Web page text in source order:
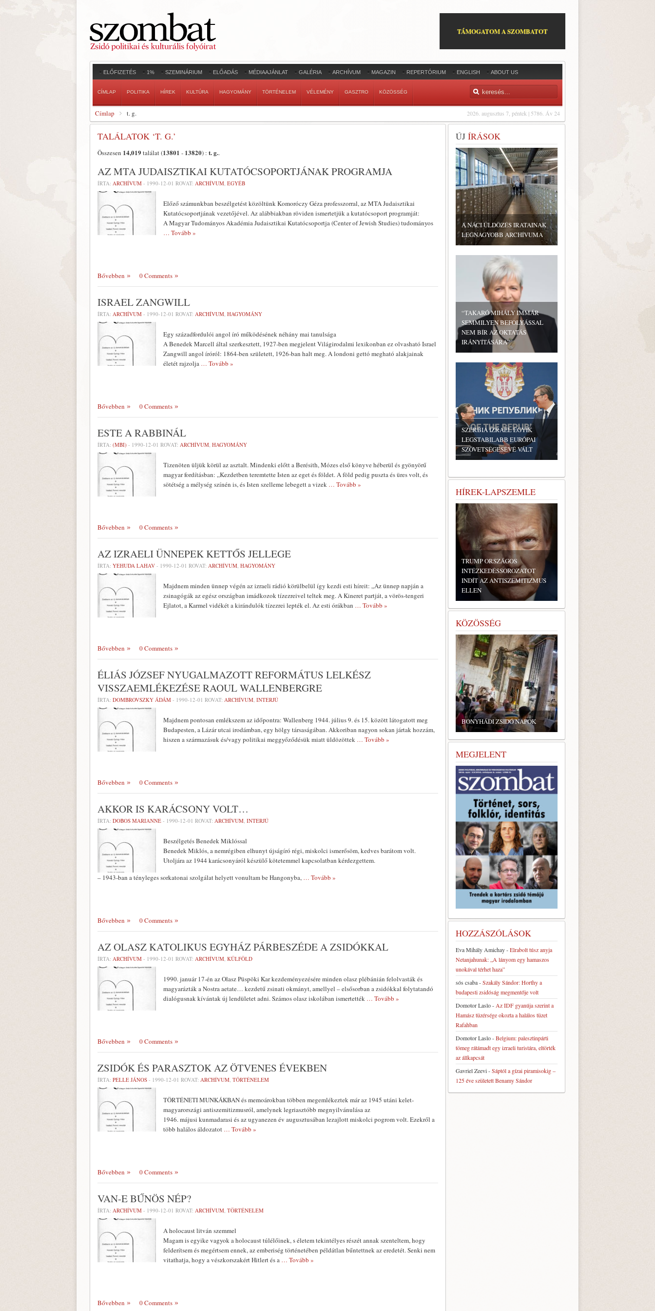
TÁMOGATOM A SZOMBATOT
ELŐFIZETÉS 1% SZEMINÁRIUM ELŐADÁS MÉDIAAJÁNLAT GALÉRIA ARCHÍVUM MAGAZIN REPERTÓRIUM ENGLISH ABOUT US
CÍMLAP POLITIKA HÍREK KULTÚRA HAGYOMÁNY TÖRTÉNELEM VÉLEMÉNY GASZTRO KÖZÖSSÉG
2026. augusztus 7, péntek | 5786. Áv 24
Címlap t. g.
TALÁLATOK ‘T. G.’
Összesen 14,019 találat (13801 - 13820) : t. g..
AZ MTA JUDAISZTIKAI KUTATÓCSOPORTJÁNAK PROGRAMJA
ÍRTA: ARCHÍVUM - 1990-12-01 ROVAT: ARCHÍVUM, EGYÉB
Előző számunkban beszélgetést közöltünk Komoróczy Géza professzorral, az MTA Judaisztikai
Kutatócsoportjának vezetőjével. Az alábbiakban rövi­den ismertetjük a kutatócsoport programját:
A Magyar Tudományos Akadémia Judaisztikai Kutatócsoportja (Cen­ter of Jewish Studies) tudományos
… Tovább »
Bővebben 0 Comments
ISRAEL ZANGWILL
ÍRTA: ARCHÍVUM - 1990-12-01 ROVAT: ARCHÍVUM, HAGYOMÁNY
Egy századfordulói angol író működésének néhány mai tanulsága
A Benedek Marcell által szerkesz­tett, 1927-ben megjelent Világirodal­mi lexikonban ez olvasható Israel
Zangwill angol íróról: 1864-ben szü­letett, 1926-ban halt meg. A londoni gettó megható alakjainak
életét raj­zolja … Tovább »
Bővebben 0 Comments
ESTE A RABBINÁL
ÍRTA: (МBI) - 1990-12-01 ROVAT: ARCHÍVUM, HAGYOMÁNY
Tizenöten üljük körül az asztalt. Mindenki előtt a Berésith, Mózes első könyve héberül és gyönyörű
magyar fordításban: „Kezdetben teremtette Isten az eget és földet. A föld pedig puszta és üres volt, és
sötétség a mély­ség színén is, és Isten szelleme lebegett a vizek … Tovább »
Bővebben 0 Comments
AZ IZRAELI ÜNNEPEK KETTŐS JELLEGE
ÍRTA: YEHUDA LAHAV - 1990-12-01 ROVAT: ARCHÍVUM, HAGYOMÁNY
Majdnem minden ünnep végén az izraeli rádió körülbelül így kez­di esti híreit: „Az ünnep napján a
zsinagógák az egész országban imád­kozok tízezreivel teltek meg. A Kineret partját, a vörös-tengeri
Ejlatot, a Karmel vidékét a kirándulók tízezrei lepték el. Az esti órákban … Tovább »
Bővebben 0 Comments
ÉLIÁS JÓZSEF NYUGALMAZOTT REFORMÁTUS LELKÉSZ
VISSZAEMLÉKEZÉSE RAOUL WALLENBERGRE
ÍRTA: DOMBROVSZKY ÁDÁM - 1990-12-01 ROVAT: ARCHÍVUM, INTERJÚ
Majdnem pontosan emlékszem az időpontra: Wallenberg 1944. júli­us 9. és 15. között látogatott meg
Budapesten, a Lázár utcai irodám­ban, egy hölgy társaságában. Akko­riban nagyon sokan jártak hozzám,
hiszen a származásuk és/vagy poli­tikai meggyőződésük miatt üldözöt­tek … Tovább »
Bővebben 0 Comments
AKKOR IS KARÁCSONY VOLT…
ÍRTA: DOBOS MARIANNE - 1990-12-01 ROVAT: ARCHÍVUM, INTERJÚ
Beszélgetés Benedek Miklóssal
Benedek Miklós, a nemrégiben elhunyt újságíró régi, miskolci ismerősöm, kedves barátom volt.
Utoljára az 1944 karácsonyáról készülő kötetemmel kapcsolatban kérdezgettem.
– 1943-ban a tényleges sorkato­nai szolgálat helyett vonultam be Hangonyba, … Tovább »
Bővebben 0 Comments
AZ OLASZ KATOLIKUS EGYHÁZ PÁRBESZÉDE A ZSIDÓKKAL
ÍRTA: ARCHÍVUM - 1990-12-01 ROVAT: ARCHÍVUM, KÜLFÖLD
1990. január 17-én az Olasz Püspöki Kar kezdeményezésére minden olasz plébánián felolvasták és
magyarázták a Nostra aetate… kezdetű zsinati okmányt, amellyel – elsősorban a zsidókkal folytatandó
dialógusnak kí­vántak új lendületet adni. Számos olasz iskolában ismertették … Tovább »
Bővebben 0 Comments
ZSIDÓK ÉS PARASZTOK AZ ÖTVENES ÉVEKBEN
ÍRTA: PELLE JÁNOS - 1990-12-01 ROVAT: ARCHÍVUM, TÖRTÉNELEM
TÖRTÉNETI MUNKÁKBAN és me­moárokban többen megemlékeztek már az 1945 utáni kelet-
magyaror­szági antiszemitizmusról, amelynek legriasztóbb megnyilvánulása az
1946. májusi kunmadarasi és az ugyanezen év augusztusában lezaj­lott miskolci pogrom volt. Ezekről a
több halálos áldozatot … Tovább »
Bővebben 0 Comments
VAN-E BŰNÖS NÉP?
ÍRTA: ARCHÍVUM - 1990-12-01 ROVAT: ARCHÍVUM, TÖRTÉNELEM
A holocaust litván szemmel
Magam is egyike vagyok a holo­caust túlélőinek, s életem tekinté­lyes részét annak szenteltem, hogy
felderítsem és megértsem ennek, az emberiség történetében példátlan bűntettnek az eredetét. Senki nem
vitathatja, hogy a vészkorszakért Hitlert és a … Tovább »
Bővebben 0 Comments
ÚJ ÍRÁSOK
A NÁCI ÜLDÖZÉS IRATAINAK
LEGNAGYOBB ARCHÍVUMA
“TAKARÓ MIHÁLY IMMÁR
SEMMILYEN BEFOLYÁSSAL
NEM BÍR AZ OKTATÁS
IRÁNYÍTÁSÁRA”
SZERBIA IZRAEL EGYIK
LEGSTABILABB EURÓPAI
SZÖVETSÉGESÉVÉ VÁLT
HÍREK-LAPSZEMLE
TRUMP ORSZÁGOS
INTÉZKEDÉSSOROZATOT
INDÍT AZ ANTISZEMITIZMUS
ELLEN
KÖZÖSSÉG
BONYHÁDI ZSIDÓ NAPOK
MEGJELENT
HOZZÁSZÓLÁSOK
Eva Mihály Amichay-Elrabolt túsz anyja
Netanjahunak: „A lányom egy hamaszos
unokával térhet haza”
sós csaba-Szakály Sándor: Horthy a
budapesti zsidóság megmentője volt
Domotor Laslo- Az IDF gyanúja szerint a
Hamász tüzérsége okozta a halálos tüzet
Rafahban
Domotor Laslo-Belgium: palesztinpárti
tömeg rátámadt egy izraeli turistára, eltörték
az állkapcsát
Gavriel Zeevi-Sáptól a gízai piramisokig –
125 éve született Benamy Sándor